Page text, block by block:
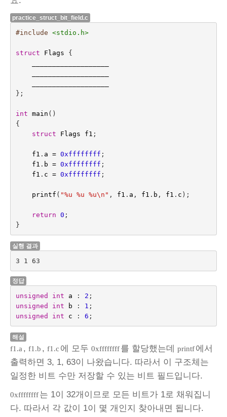
practice_struct_bit_field.c
#include <stdio.h>
struct Flags
{
};
int main ()
{
struct
Flags f1 ;
f1 . a = 0xffffffff ;
f1 . b = 0xffffffff ;
f1 . c = 0xffffffff ;
printf ( "%u %u %u\n " , f1 . a , f1 . b , f1 . c );
return 0 ;
}
실행 결과
3 1 63
정답
unsigned int a : 2 ;
unsigned
int b : 1 ;
unsigned
int c : 6 ;
해설
f1.a , f1.b , f1.c 에 모두 0xffffffff를 할당했는데 printf에서
출력하면 3, 1, 63이 나왔습니다. 따라서 이 구조체는
일정한 비트 수만 저장할 수 있는 비트 필드입니다.
0xffffffff는 1이 32개이므로 모든 비트가 1로 채워집니
다. 따라서 각 값이 1이 몇 개인지 찾아내면 됩니다.